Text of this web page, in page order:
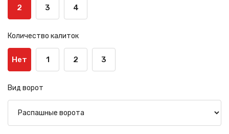
2 3 4
Количество калиток
Нет 1 2 3
Вид ворот